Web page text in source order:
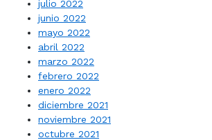
julio 2022
junio 2022
mayo 2022
abril 2022
marzo 2022
febrero 2022
enero 2022
diciembre 2021
noviembre 2021
octubre 2021